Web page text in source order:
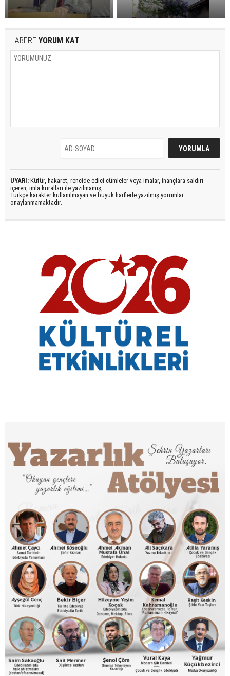
HABERE YORUM KAT
UYARI: Küfür, hakaret, rencide edici cümleler veya imalar, inançlara saldırı
içeren, imla kuralları ile yazılmamış,
Türkçe karakter kullanılmayan ve büyük harflerle yazılmış yorumlar
onaylanmamaktadır.